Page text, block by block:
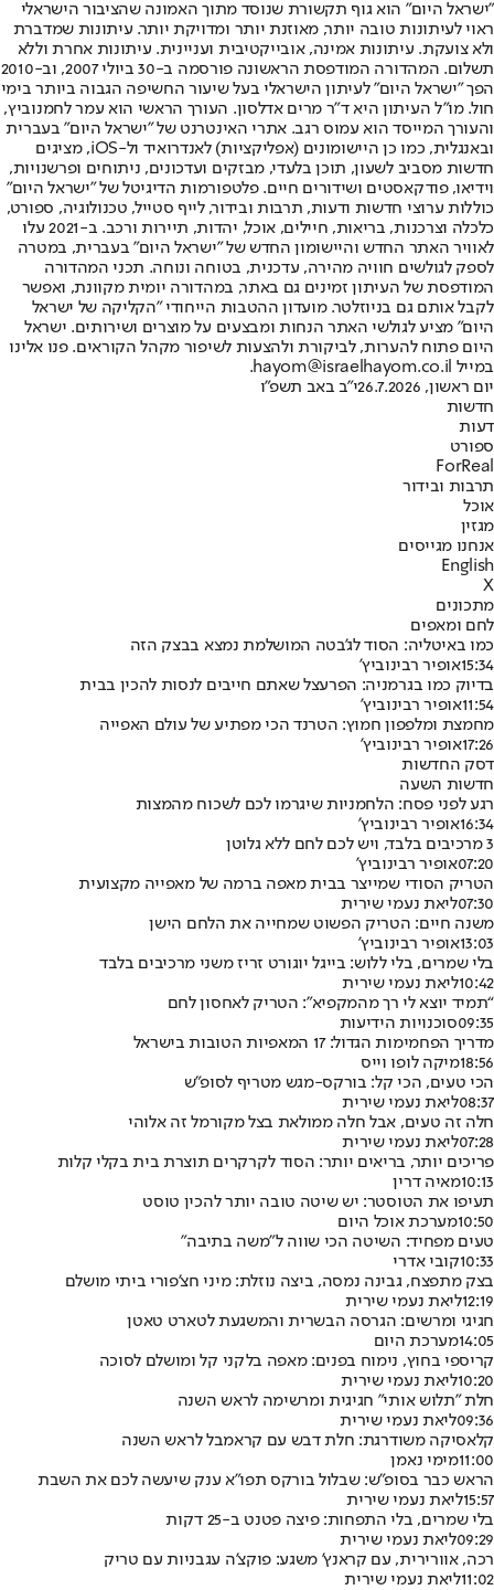
"ישראל היום" הוא גוף תקשורת שנוסד מתוך האמונה שהציבור הישראלי
ראוי לעיתונות טובה יותר, מאוזנת יותר ומדויקת יותר. עיתונות שמדברת
ולא צועקת. עיתונות אמינה, אובייקטיבית ועניינית. עיתונות אחרת וללא
תשלום. המהדורה המודפסת הראשונה פורסמה ב-30 ביולי 2007, וב-2010
הפך "ישראל היום" לעיתון הישראלי בעל שיעור החשיפה הגבוה ביותר בימי
חול. מו"ל העיתון היא ד"ר מרים אדלסון. העורך הראשי הוא עמר לחמנוביץ,
והעורך המייסד הוא עמוס רגב. אתרי האינטרנט של "ישראל היום" בעברית
ובאנגלית, כמו כן היישומונים (אפליקציות) לאנדרואיד ול-iOS, מציגים
חדשות מסביב לשעון, תוכן בלעדי, מבזקים ועדכונים, ניתוחים ופרשנויות,
וידיאו, פודקאסטים ושידורים חיים. פלטפורמות הדיגיטל של "ישראל היום"
כוללות ערוצי חדשות ודעות, תרבות ובידור, לייף סטייל, טכנולוגיה, ספורט,
כלכלה וצרכנות, בריאות, חיילים, אוכל, יהדות, תיירות ורכב. ב-2021 עלו
לאוויר האתר החדש והיישומון החדש של "ישראל היום" בעברית, במטרה
לספק לגולשים חוויה מהירה, עדכנית, בטוחה ונוחה. תכני המהדורה
המודפסת של העיתון זמינים גם באתר, במהדורה יומית מקוונת, ואפשר
לקבל אותם גם בניוזלטר. מועדון ההטבות הייחודי "הקליקה של ישראל
היום" מציע לגולשי האתר הנחות ומבצעים על מוצרים ושירותים. ישראל
היום פתוח להערות, לביקורת ולהצעות לשיפור מקהל הקוראים. פנו אלינו
במייל hayom@israelhayom.co.il.
יום ראשון, 26.7.2026
י"ב באב תשפ"ו
חדשות
דעות
ספורט
ForReal
תרבות ובידור
אוכל
מגזין
אנחנו מגייסים
English
X
מתכונים
לחם ומאפים
כמו באיטליה: הסוד לג'בטה המושלמת נמצא בבצק הזה
15:34אופיר רבינוביץ'
בדיוק כמו בגרמניה: הפרעצל שאתם חייבים לנסות להכין בבית
11:54אופיר רבינוביץ'
מחמצת ומלפפון חמוץ: הטרנד הכי מפתיע של עולם האפייה
17:26אופיר רבינוביץ'
דסק החדשות
חדשות השעה
רגע לפני פסח: הלחמניות שיגרמו לכם לשכוח מהמצות
16:34אופיר רבינוביץ'
3 מרכיבים בלבד, ויש לכם לחם ללא גלוטן
07:20אופיר רבינוביץ'
הטריק הסודי שמייצר בבית מאפה ברמה של מאפייה מקצועית
07:30ליאת נעמי שירית
משנה חיים: הטריק הפשוט שמחייה את הלחם הישן
13:03אופיר רבינוביץ'
בלי שמרים, בלי ללוש: בייגל יוגורט זריז משני מרכיבים בלבד
10:42ליאת נעמי שירית
“תמיד יוצא לי רך מהמקפיא”: הטריק לאחסון לחם
09:35סוכנויות הידיעות
מדריך הפחמימות הגדול: 17 המאפיות הטובות בישראל
18:56מיקה לופו וייס
הכי טעים, הכי קל: בורקס-מגש מטריף לסופ"ש
08:37ליאת נעמי שירית
חלה זה טעים, אבל חלה ממולאת בצל מקורמל זה אלוהי
07:28ליאת נעמי שירית
פריכים יותר, בריאים יותר: הסוד לקרקרים תוצרת בית בקלי קלות
10:13מאיה דרין
תעיפו את הטוסטר: יש שיטה טובה יותר להכין טוסט
10:50מערכת אוכל היום
טעים מפחיד: השיטה הכי שווה ל"משה בתיבה"
10:33קובי אדרי
בצק מתפצח, גבינה נמסה, ביצה נוזלת: מיני חצ'פורי ביתי מושלם
12:19ליאת נעמי שירית
חגיגי ומרשים: הגרסה הבשרית והמשגעת לטארט טאטן
14:05מערכת היום
קריספי בחוץ, נימוח בפנים: מאפה בלקני קל ומושלם לסוכה
10:20ליאת נעמי שירית
חלת "תלוש אותי" חגיגית ומרשימה לראש השנה
09:36ליאת נעמי שירית
קלאסיקה משודרגת: חלת דבש עם קראמבל לראש השנה
11:00מימי נאמן
הראש כבר בסופ"ש: שבלול בורקס תפו"א ענק שיעשה לכם את השבת
15:57ליאת נעמי שירית
בלי שמרים, בלי התפחות: פיצה פטנט ב-25 דקות
09:29ליאת נעמי שירית
רכה, אוורירית, עם קראנץ' משגע: פוקצ'ה עגבניות עם טריק
11:02ליאת נעמי שירית